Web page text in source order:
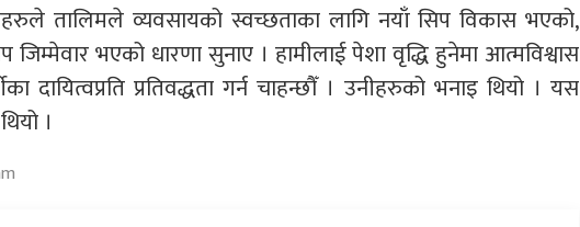
तालिमले व्यवसायको स्वच्छताका लागि नयाँ सिप विकास भएको,
जिम्मेवार भएको धारणा सुनाए । हामीलाई पेशा वृद्धि हुनेमा आत्मविश्वास
दायित्वप्रति प्रतिवद्धता गर्न चाहन्छौँ । उनीहरुको भनाइ थियो । यस
।